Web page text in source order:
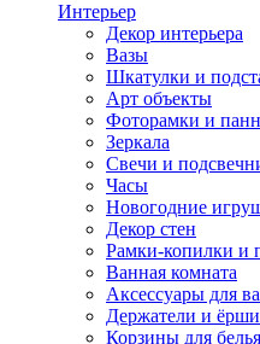
Интерьер
Декор интерьера
Вазы
Шкатулки и
Арт объекты
Фоторамки и
Зеркала
Свечи и
Часы
Новогодние
Декор стен
Рамки-копилки и
Ванная комната
Аксессуары для
Держатели и
Корзины для белья